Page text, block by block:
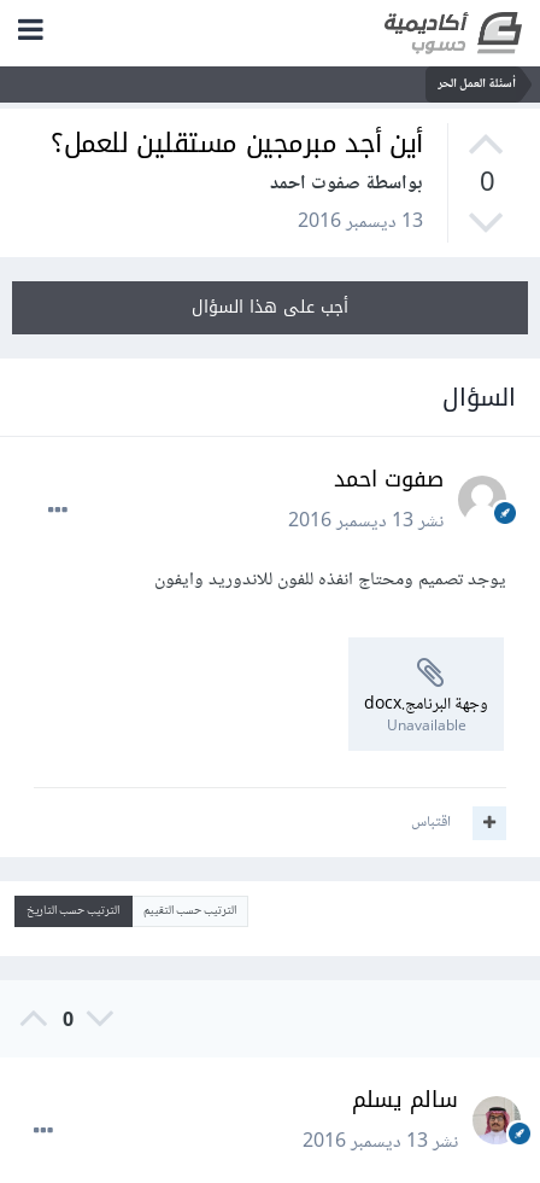
أسئلة العمل الحر
0
أين أجد مبرمجين مستقلين للعمل؟
بواسطة صفوت احمد
13 ديسمبر 2016
أجب على هذا السؤال
السؤال
صفوت احمد
نشر13 ديسمبر 2016
يوجد تصميم ومحتاج انفذه للفون للاندوريد وايفون
وجهة البرنامج.docx
Unavailable
اقتباس
الترتيب حسب التقييم الترتيب حسب التاريخ
0
سالم يسلم
نشر13 ديسمبر 2016